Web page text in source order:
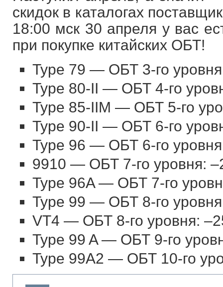
скидок в каталогах
18:00 мск 30 апреля у вас
при покупке китайских ОБТ!
Type 79 — ОБТ 3-го
Type 80-II — ОБТ 4-го
Type 85-IIM — ОБТ 5-го
Type 90-II — ОБТ 6-го
Type 96 — ОБТ 6-го
9910 — ОБТ 7-го уровня:
Type 96A — ОБТ 7-го
Type 99 — ОБТ 8-го
VT4 — ОБТ 8-го уровня:
Type 99 A — ОБТ 9-го
Type 99A2 — ОБТ 10-го